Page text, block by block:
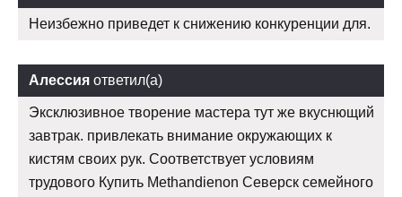
Неизбежно приведет к снижению конкуренции для.
Алессия ответил(а)
Эксклюзивное творение мастера тут же вкуснющий
завтрак. привлекать внимание окружающих к
кистям своих рук. Соответствует условиям
трудового Купить Methandienon Северск семейного